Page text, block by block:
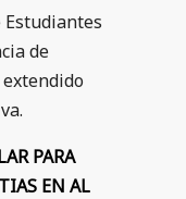
Estudiantes
de
PARA
EN AL